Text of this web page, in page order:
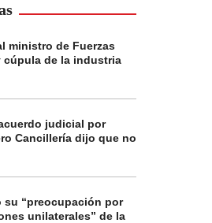
ministro de Fuerzas
cúpula de la industria
judicial por
Cancillería dijo que no
su “preocupación por
unilaterales” de la